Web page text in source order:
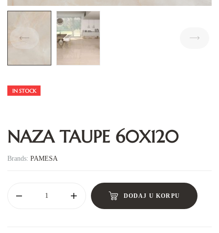
IN STOCK
NAZA TAUPE 60X120
Brands: PAMESA
DODAJ U KORPU